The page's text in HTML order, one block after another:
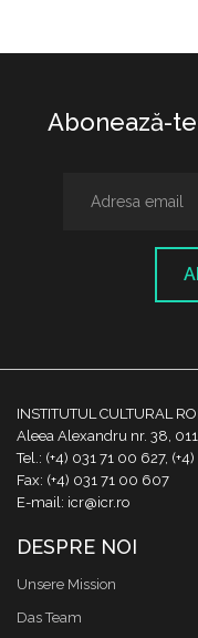
Abonează-
INSTITUTUL CULTURAL
Aleea Alexandru nr. 38,
Tel.: (+4) 031 71 00 627,
Fax: (+4) 031 71 00 607
E-mail: icr@icr.ro
DESPRE NOI
Unsere Mission
Das Team